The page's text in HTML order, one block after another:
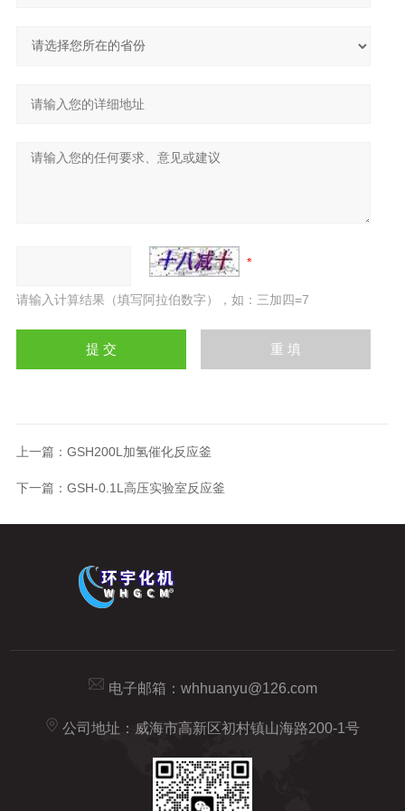
请输入计算结果（填写阿拉伯数字），如：三加四=7
上一篇： GSH200L加氢催化反应釜
下一篇： GSH-0.1L高压实验室反应釜
电子邮箱： whhuanyu@126.com
公司地址：威海市高新区初村镇山海路200-1号